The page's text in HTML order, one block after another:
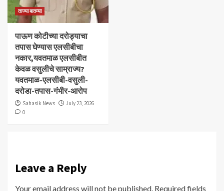
ताज्या बातम्या
पाऊण कोटीच्या दरोड्याचा
तपास घेण्यास एलसीबीचा
नकार,यवतमाळ एलसीबीत
केवळ वसुलीचे साम्राज्य?
यवतमाळ-एलसीबी-वसुली-
दरोडा-तपास-गंभीर-आरोप
Sahasik News
July 23, 2026
0
Leave a Reply
Your email address will not be published. Required fields